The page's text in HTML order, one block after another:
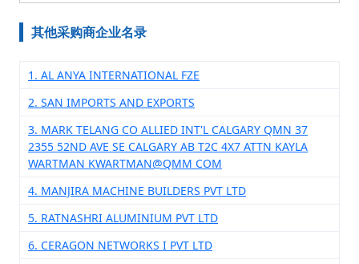
其他采购商企业名录
1. AL ANYA INTERNATIONAL FZE
2. SAN IMPORTS AND EXPORTS
3. MARK TELANG CO ALLIED INT'L CALGARY QMN 37
2355 52ND AVE SE CALGARY AB T2C 4X7 ATTN KAYLA
WARTMAN KWARTMAN@QMM COM
4. MANJIRA MACHINE BUILDERS PVT LTD
5. RATNASHRI ALUMINIUM PVT LTD
6. CERAGON NETWORKS I PVT LTD